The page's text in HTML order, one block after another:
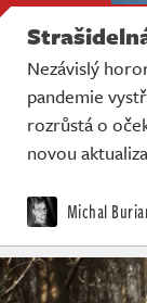
Nezávislý
pandemie
rozrůstá o
novou
Michal